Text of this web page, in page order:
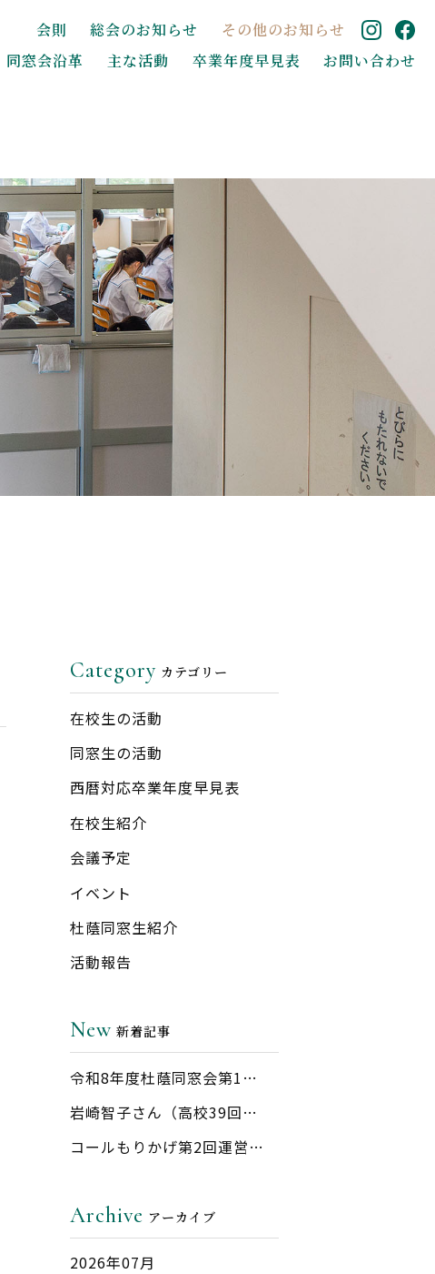
会則 総会のお知らせ
その他のお知らせ
同窓会沿革 主な活動 卒業年度早見表 お問い合わせ
Category カテゴリー
在校生の活動
同窓生の活動
西暦対応卒業年度早見表
在校生紹介
会議予定
イベント
杜蔭同窓生紹介
活動報告
New 新着記事
令和8年度杜蔭同窓会第1…
岩崎智子さん（高校39回…
コールもりかげ第2回運営…
Archive アーカイブ
2026年07月